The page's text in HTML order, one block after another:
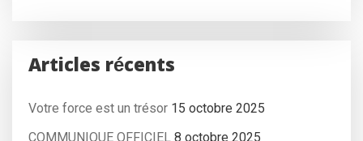
Articles récents
Votre force est un trésor 15 octobre 2025
COMMUNIQUE OFFICIEL 8 octobre 2025